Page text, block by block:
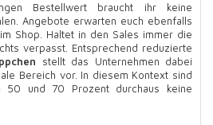
Bestellwert braucht ihr keine
Angebote erwarten euch ebenfalls
Shop. Haltet in den Sales immer die
verpasst. Entsprechend reduzierte
stellt das Unternehmen dabei
Bereich vor. In diesem Kontext sind
50 und 70 Prozent durchaus keine